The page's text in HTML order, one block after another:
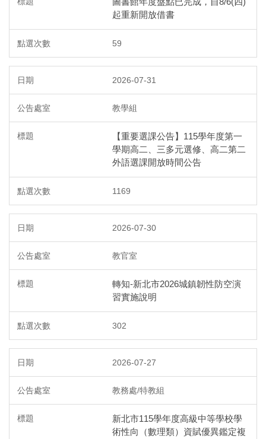
起重新開放借書
59
2026-07-31
教學組
【重要選課公告】115學年度第一
學期高二、三多元選修、高二第二
外語選課開放時間公告
1169
2026-07-30
教官室
轉知-新北市2026城鎮韌性防空演
習實施說明
302
2026-07-27
教務處/特教組
新北市115學年度高級中等學校學
術性向（數理類）資賦優異鑑定複